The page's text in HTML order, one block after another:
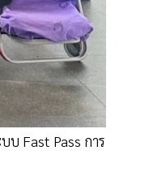
บ Fast Pass การ